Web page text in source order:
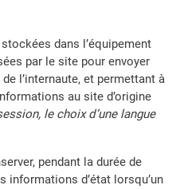
dans l’équipement
par le site pour envoyer
l’internaute, et permettant à
au site d’origine
le choix d’une langue
pendant la durée de
informations d’état lorsqu’un